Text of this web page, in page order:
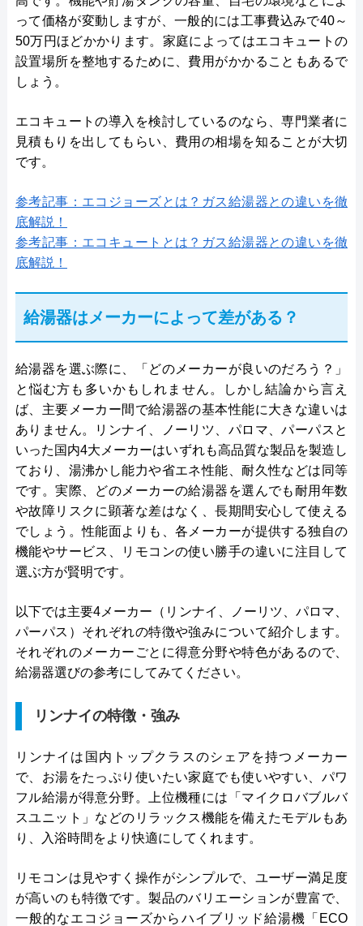
って価格が変動しますが、一般的には工事費込みで40～
50万円ほどかかります。家庭によってはエコキュートの
設置場所を整地するために、費用がかかることもあるで
しょう。
エコキュートの導入を検討しているのなら、専門業者に
見積もりを出してもらい、費用の相場を知ることが大切
です。
参考記事：エコジョーズとは？ガス給湯器との違いを徹
底解説！
参考記事：エコキュートとは？ガス給湯器との違いを徹
底解説！
給湯器はメーカーによって差がある？
給湯器を選ぶ際に、「どのメーカーが良いのだろう？」
と悩む方も多いかもしれません。しかし結論から言え
ば、主要メーカー間で給湯器の基本性能に大きな違いは
ありません。リンナイ、ノーリツ、パロマ、パーパスと
いった国内4大メーカーはいずれも高品質な製品を製造し
ており、湯沸かし能力や省エネ性能、耐久性などは同等
です。実際、どのメーカーの給湯器を選んでも耐用年数
や故障リスクに顕著な差はなく、長期間安心して使える
でしょう。性能面よりも、各メーカーが提供する独自の
機能やサービス、リモコンの使い勝手の違いに注目して
選ぶ方が賢明です。
以下では主要4メーカー（リンナイ、ノーリツ、パロマ、
パーパス）それぞれの特徴や強みについて紹介します。
それぞれのメーカーごとに得意分野や特色があるので、
給湯器選びの参考にしてみてください。
リンナイの特徴・強み
リンナイは国内トップクラスのシェアを持つメーカー
で、お湯をたっぷり使いたい家庭でも使いやすい、パワ
フル給湯が得意分野。上位機種には「マイクロバブルバ
スユニット」などのリラックス機能を備えたモデルもあ
り、入浴時間をより快適にしてくれます。
リモコンは見やすく操作がシンプルで、ユーザー満足度
が高いのも特徴です。製品のバリエーションが豊富で、
一般的なエコジョーズからハイブリッド給湯機「ECO